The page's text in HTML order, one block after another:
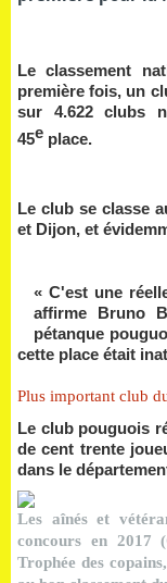
Le classement
première fois, un
sur 4.622 clubs
45e place.
Le club se classe
et Dijon, et
« C'est une
affirme Bruno
pétanque
cette place était
Plus important club
Le club pouguois
de cent trente
dans le
Les aînés et
concours en 2017
Trophée des